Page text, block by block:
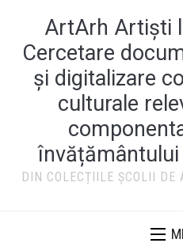
ArtArh Artiști
Cercetare
și digitalizare
culturale
DIN COLECȚIILE ȘCOLII DE